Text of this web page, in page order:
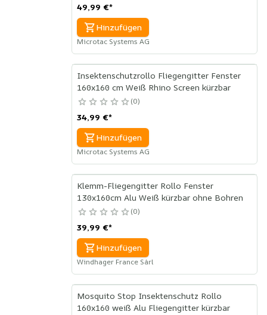
49,99 €*
Hinzufügen
Microtac Systems AG
Insektenschutzrollo Fliegengitter Fenster
160x160 cm Weiß Rhino Screen kürzbar
0
34,99 €*
Hinzufügen
Microtac Systems AG
Klemm-Fliegengitter Rollo Fenster
130x160cm Alu Weiß kürzbar ohne Bohren
0
39,99 €*
Hinzufügen
Windhager France Sàrl
Mosquito Stop Insektenschutz Rollo
160x160 weiß Alu Fliegengitter kürzbar